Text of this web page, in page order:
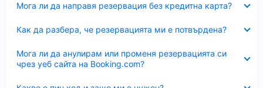
Мога ли да направя резервация без кредитна карта?
Как да разбера, че резервацията ми е потвърдена?
Мога ли да анулирам или променя резервацията си
чрез уеб сайта на Booking.com?